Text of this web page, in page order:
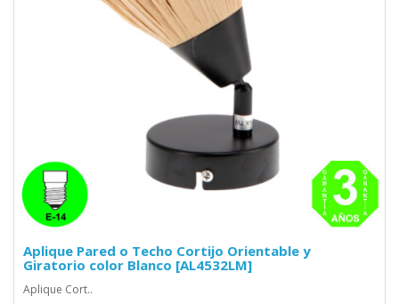
Aplique Pared o Techo Cortijo Orientable y
Giratorio color Blanco [AL4532LM]
Aplique Cort..